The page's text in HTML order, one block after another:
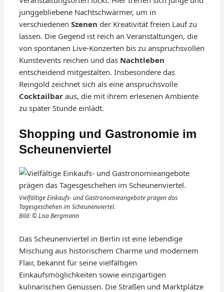
junggebliebene Nachtschwärmer, um in
verschiedenenSzenen der Kreativität freien Lauf zu
lassen. Die Gegend ist reich an Veranstaltungen, die
von spontanen Live-Konzerten bis zu anspruchsvollen
Kunstevents reichen und das Nachtleben
entscheidend mitgestalten. Insbesondere das
Reingold zeichnet sich als eine anspruchsvolle
Cocktailbar aus, die mit ihrem erlesenen Ambiente
zu später Stunde einlädt.
Shopping und Gastronomie im
Scheunenviertel
Vielfältige Einkaufs- und Gastronomieangebote prägen das
Tagesgeschehen im Scheunenviertel.
Bild: © Lisa Bergmann
Das Scheunenviertel in Berlin ist eine lebendige
Mischung aus historischem Charme und modernem
Flair, bekannt für seine vielfältigen
Einkaufsmöglichkeiten sowie einzigartigen
kulinarischen Genüssen. Die Straßen und Marktplätze